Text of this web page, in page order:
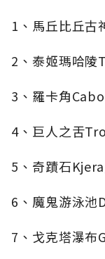
1、馬丘比丘古
2、泰姬瑪哈陵
3、羅卡角
4、巨人之舌
5、奇蹟石
6、魔鬼游泳池
7、戈克塔瀑布